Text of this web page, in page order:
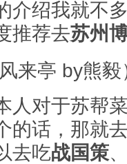
介绍我就不
推荐去苏州
来亭 by熊毅
人对于苏帮
的话，那就
去吃战国策